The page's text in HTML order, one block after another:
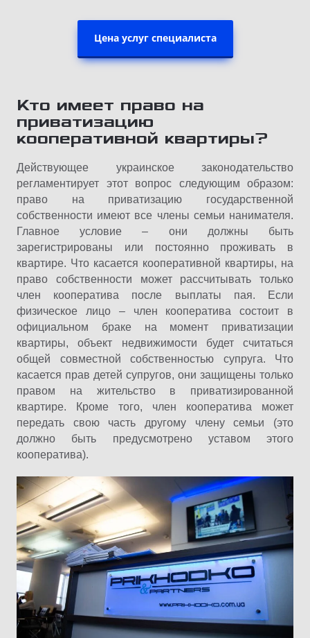
Цена услуг специалиста
Кто имеет право на
приватизацию
кооперативной квартиры?
Действующее украинское законодательство
регламентирует этот вопрос следующим образом:
право на приватизацию государственной
собственности имеют все члены семьи нанимателя.
Главное условие – они должны быть
зарегистрированы или постоянно проживать в
квартире. Что касается кооперативной квартиры, на
право собственности может рассчитывать только
член кооператива после выплаты пая. Если
физическое лицо – член кооператива состоит в
официальном браке на момент приватизации
квартиры, объект недвижимости будет считаться
общей совместной собственностью супруга. Что
касается прав детей супругов, они защищены только
правом на жительство в приватизированной
квартире. Кроме того, член кооператива может
передать свою часть другому члену семьи (это
должно быть предусмотрено уставом этого
кооператива).